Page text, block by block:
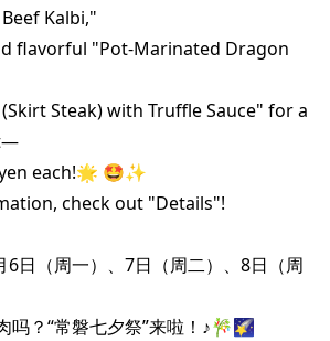
Kalbi,"
flavorful "Pot-Marinated Dragon
Steak) with Truffle Sauce" for a
each!🌟 🤩✨
check out "Details"!
日（周一）、7日（周二）、8日（周
吗？“常磐七夕祭”来啦！♪🎋🌠